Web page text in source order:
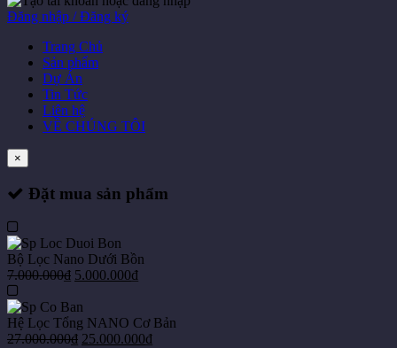
Đăng nhập / Đăng ký
Trang Chủ
Sản phẩm
Dự Án
Tin Tức
Liên hệ
VỀ CHÚNG TÔI
×
Đặt mua sản phẩm
Bộ Lọc Nano Dưới Bồn
7.000.000₫ 5.000.000₫
Hệ Lọc Tổng NANO Cơ Bản
27.000.000₫ 25.000.000₫